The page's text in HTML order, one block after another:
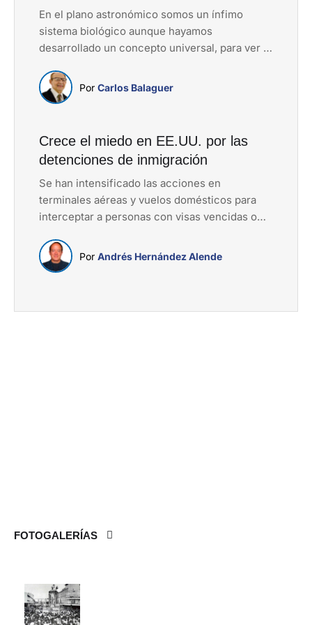
En el plano astronómico somos un ínfimo
sistema biológico aunque hayamos
desarrollado un concepto universal, para ver -
astronómicos- las profundidades del cosmos
Por Carlos Balaguer
Crece el miedo en EE.UU. por las
detenciones de inmigración
Se han intensificado las acciones en
terminales aéreas y vuelos domésticos para
interceptar a personas con visas vencidas o
operativos en zonas de trabajos específicos,
como construcción y agricultura; rutas de
Por Andrés Hernández Alende
FOTOGALERÍAS